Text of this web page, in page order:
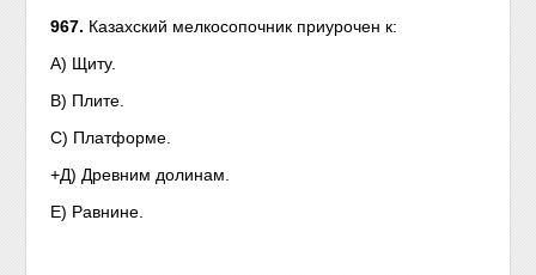
967. Казахский мелкосопочник приурочен к:
A) Щиту.
В) Плите.
С) Платформе.
+Д) Древним долинам.
Е) Равнине.